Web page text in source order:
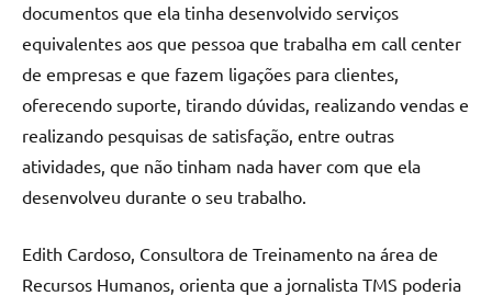
documentos que ela tinha desenvolvido serviços
equivalentes aos que pessoa que trabalha em call center
de empresas e que fazem ligações para clientes,
oferecendo suporte, tirando dúvidas, realizando vendas e
realizando pesquisas de satisfação, entre outras
atividades, que não tinham nada haver com que ela
desenvolveu durante o seu trabalho.
Edith Cardoso, Consultora de Treinamento na área de
Recursos Humanos, orienta que a jornalista TMS poderia